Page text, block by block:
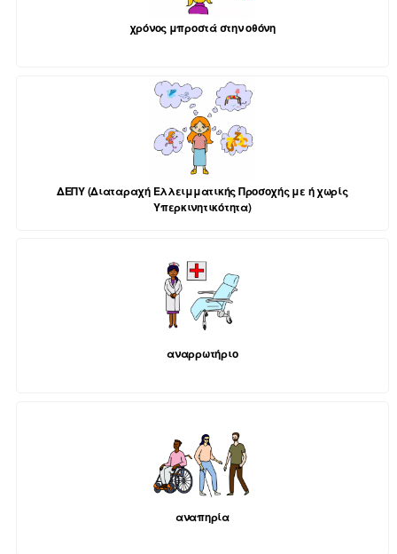
χρόνος μπροστά στην οθόνη
ΔΕΠΥ (Διαταραχή Ελλειμματικής Προσοχής με ή χωρίς
Υπερκινητικότητα)
αναρρωτήριο
αναπηρία